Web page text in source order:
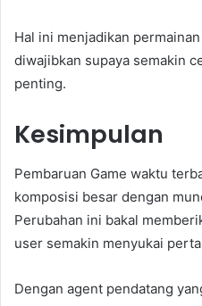
Hal ini menjadikan
diwajibkan supaya semakin
penting.
Kesimpulan
Pembaruan Game waktu
komposisi besar dengan
Perubahan ini bakal
user semakin menyukai
Dengan agent pendatang